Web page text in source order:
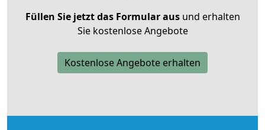
Füllen Sie jetzt das Formular ausund erhalten
Sie kostenlose Angebote
Kostenlose Angebote erhalten